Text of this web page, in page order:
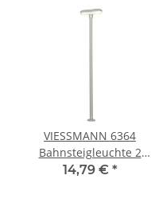
VIESSMANN 6364
Bahnsteigleuchte 2
LEDs weiß Spur H0
14,79 € *